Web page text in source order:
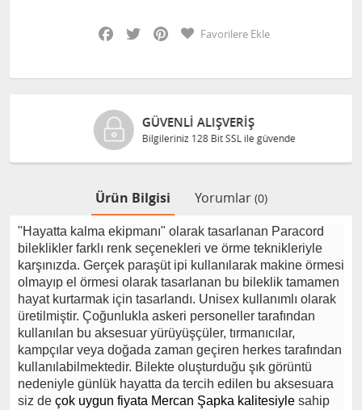
Facebook
Twitter PinterestFavorilere Ekle
GÜVENLI ALIŞVERIŞ
Bilgileriniz 128 Bit SSL ile güvende
Ürün Bilgisi Yorumlar (0)
"Hayatta kalma ekipmanı" olarak tasarlanan Paracord
bileklikler farklı renk seçenekleri ve örme teknikleriyle
karşınızda. Gerçek paraşüt ipi kullanılarak makine örmesi
olmayıp el örmesi olarak tasarlanan bu bileklik tamamen
hayat kurtarmak için tasarlandı. Unisex kullanımlı olarak
üretilmiştir. Çoğunlukla askeri personeller tarafından
kullanılan bu aksesuar yürüyüşçüler, tırmanıcılar,
kampçılar veya doğada zaman geçiren herkes tarafından
kullanılabilmektedir. Bilekte oluşturduğu şık görüntü
nedeniyle günlük hayatta da tercih edilen bu aksesuara
siz de çok uygun fiyata Mercan Şapka kalitesiyle sahip